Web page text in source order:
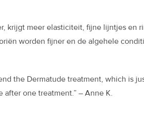
krijgt meer elasticiteit, fijne lijntjes en
worden fijner en de algehele
the Dermatude treatment, which is
after one treatment.” – Anne K.